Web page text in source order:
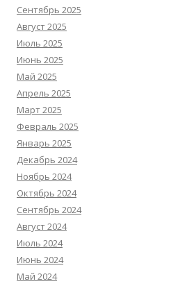
Сентябрь 2025
Август 2025
Июль 2025
Июнь 2025
Май 2025
Апрель 2025
Март 2025
Февраль 2025
Январь 2025
Декабрь 2024
Ноябрь 2024
Октябрь 2024
Сентябрь 2024
Август 2024
Июль 2024
Июнь 2024
Май 2024